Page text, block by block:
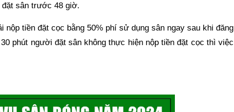
đặt sân trước 48 giờ.
tiền đặt cọc bằng 50% phí sử dụng sân ngay sau khi đăng
phút người đặt sân không thực hiện nộp tiền đặt cọc thì việc